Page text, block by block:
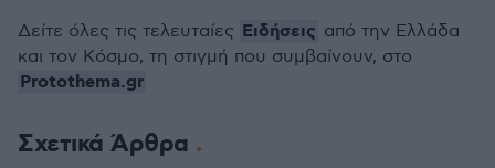
Σχετικά Άρθρα
Δείτε όλες τις τελευταίες Ειδήσεις από την Ελλάδα
και τον Κόσμο, τη στιγμή που συμβαίνουν, στο
Protothema.gr